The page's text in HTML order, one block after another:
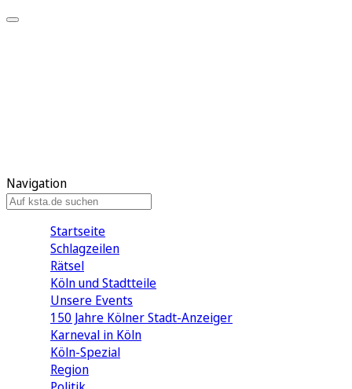
Navigation
Startseite
Schlagzeilen
Rätsel
Köln und Stadtteile
Unsere Events
150 Jahre Kölner Stadt-Anzeiger
Karneval in Köln
Köln-Spezial
Region